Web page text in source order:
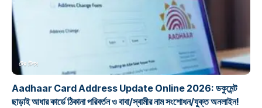
টেক টিপস
Aadhaar Card Address Update Online 2026: ডকুমেন্ট
ছাড়াই আধার কার্ডে ঠিকানা পরিবর্তন ও বাবা/স্বামীর নাম সংশোধন/যুক্ত অনলাইন!